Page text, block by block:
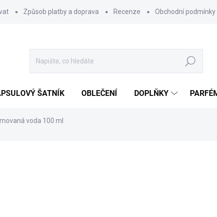
Způsob platby a doprava Recenze Obchodní podmínky
Hledat
ŠATNÍK OBLEČENÍ DOPLŇKY
voda 100 ml